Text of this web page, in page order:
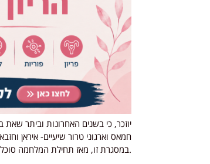
יוזכר, כי בשנים האחרונות וביתר
חמאס וארגוני טרור שיעיים- איראן
.במסגרת זו, מאז תחילת המלחמה